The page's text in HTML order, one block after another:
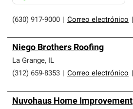
(630) 917-9000 Correo electrónico
Niego Brothers Roofing
La Grange, IL
(312) 659-8353
Correo electrónico
Nuvohaus Home Improvement